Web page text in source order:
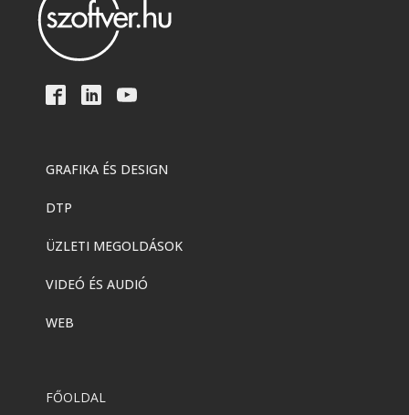
GRAFIKA ÉS DESIGN
DTP
ÜZLETI MEGOLDÁSOK
VIDEÓ ÉS AUDIÓ
WEB
FŐOLDAL